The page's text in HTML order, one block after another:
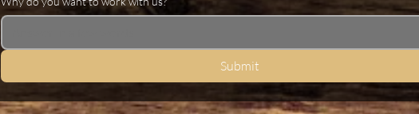
Submit